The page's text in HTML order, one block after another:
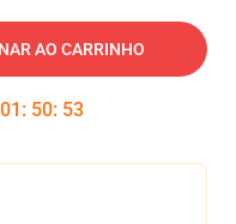
AO CARRINHO
01 : 50: 53